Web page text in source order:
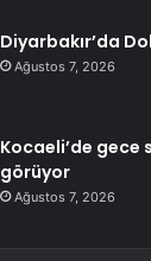
Diyarbakır’da
Ağustos 7, 2026
Kocaeli’de gece
görüyor
Ağustos 7, 2026